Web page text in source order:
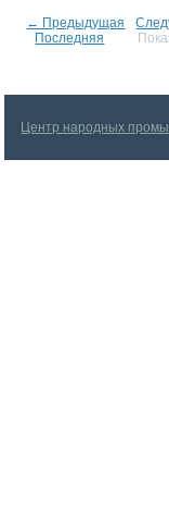
← Предыдущая
Последняя
Центр народных